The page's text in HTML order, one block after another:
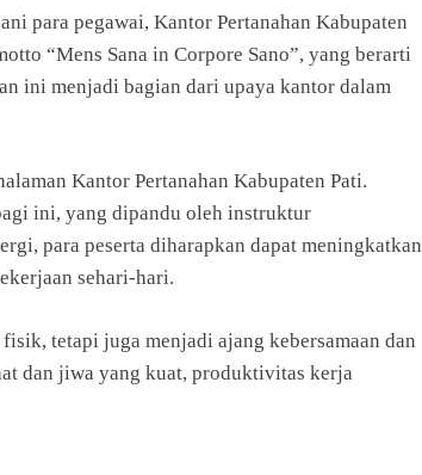
para pegawai, Kantor Pertanahan Kabupaten
“Mens Sana in Corpore Sano”, yang berarti
ini menjadi bagian dari upaya kantor dalam
Kantor Pertanahan Kabupaten Pati.
ini, yang dipandu oleh instruktur
para peserta diharapkan dapat meningkatkan
sehari-hari.
tetapi juga menjadi ajang kebersamaan dan
dan jiwa yang kuat, produktivitas kerja